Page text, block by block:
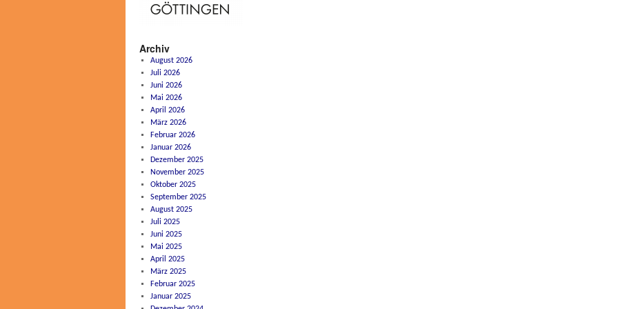
Archiv
August 2026
Juli 2026
Juni 2026
Mai 2026
April 2026
März 2026
Februar 2026
Januar 2026
Dezember 2025
November 2025
Oktober 2025
September 2025
August 2025
Juli 2025
Juni 2025
Mai 2025
April 2025
März 2025
Februar 2025
Januar 2025